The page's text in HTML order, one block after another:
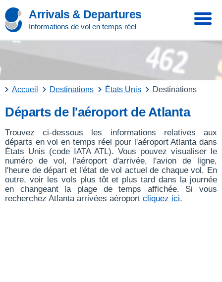
Arrivals & Departures
Informations de vol en temps réel
Accueil Destinations États Unis Destinations
Départs de l'aéroport de Atlanta
Trouvez ci-dessous les informations relatives aux
départs en vol en temps réel pour l'aéroport Atlanta dans
États Unis (code IATA ATL). Vous pouvez visualiser le
numéro de vol, l'aéroport d'arrivée, l'avion de ligne,
l'heure de départ et l'état de vol actuel de chaque vol. En
outre, voir les vols plus tôt et plus tard dans la journée
en changeant la plage de temps affichée. Si vous
recherchez Atlanta arrivées aéroport cliquez ici.